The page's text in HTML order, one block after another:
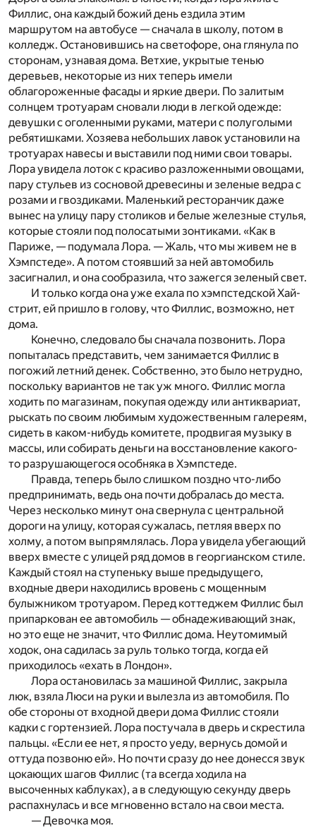
Филлис, она каждый божий день ездила этим
маршрутом на автобусе — сначала в школу, потом в
колледж. Остановившись на светофоре, она глянула по
сторонам, узнавая дома. Ветхие, укрытые тенью
деревьев, некоторые из них теперь имели
облагороженные фасады и яркие двери. По залитым
солнцем тротуарам сновали люди в легкой одежде:
девушки с оголенными руками, матери с полуголыми
ребятишками. Хозяева небольших лавок установили на
тротуарах навесы и выставили под ними свои товары.
Лора увидела лоток с красиво разложенными овощами,
пару стульев из сосновой древесины и зеленые ведра с
розами и гвоздиками. Маленький ресторанчик даже
вынес на улицу пару столиков и белые железные стулья,
которые стояли под полосатыми зонтиками. «Как в
Париже, — подумала Лора. — Жаль, что мы живем не в
Хэмпстеде». А потом стоявший за ней автомобиль
засигналил, и она сообразила, что зажегся зеленый свет.
И только когда она уже ехала по хэмпстедской Хай-
стрит, ей пришло в голову, что Филлис, возможно, нет
дома.
Конечно, следовало бы сначала позвонить. Лора
попыталась представить, чем занимается Филлис в
погожий летний денек. Собственно, это было нетрудно,
поскольку вариантов не так уж много. Филлис могла
ходить по магазинам, покупая одежду или антиквариат,
рыскать по своим любимым художественным галереям,
сидеть в каком-нибудь комитете, продвигая музыку в
массы, или собирать деньги на восстановление какого-
то разрушающегося особняка в Хэмпстеде.
Правда, теперь было слишком поздно что-либо
предпринимать, ведь она почти добралась до места.
Через несколько минут она свернула с центральной
дороги на улицу, которая сужалась, петляя вверх по
холму, а потом выпрямлялась. Лора увидела убегающий
вверх вместе с улицей ряд домов в георгианском стиле.
Каждый стоял на ступеньку выше предыдущего,
входные двери находились вровень с мощенным
булыжником тротуаром. Перед коттеджем Филлис был
припаркован ее автомобиль — обнадеживающий знак,
но это еще не значит, что Филлис дома. Неутомимый
ходок, она садилась за руль только тогда, когда ей
приходилось «ехать в Лондон».
Лора остановилась за машиной Филлис, закрыла
люк, взяла Люси на руки и вылезла из автомобиля. По
обе стороны от входной двери дома Филлис стояли
кадки с гортензией. Лора постучала в дверь и скрестила
пальцы. «Если ее нет, я просто уеду, вернусь домой и
оттуда позвоню ей». Но почти сразу до нее донесся звук
цокающих шагов Филлис (та всегда ходила на
высоченных каблуках), а в следующую секунду дверь
распахнулась и все мгновенно встало на свои места.
— Девочка моя.